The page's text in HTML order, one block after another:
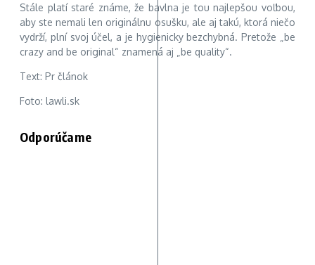
Stále platí staré známe, že bavlna je tou najlepšou voľbou,
aby ste nemali len originálnu osušku, ale aj takú, ktorá niečo
vydrží, plní svoj účel, a je hygienicky bezchybná. Pretože „be
crazy and be original“ znamená aj „be quality“.
Text: Pr článok
Foto: lawli.sk
Odporúčame